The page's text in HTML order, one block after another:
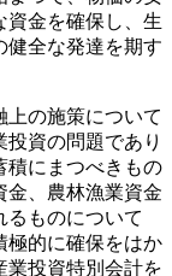
資金を確保し、生
健全な発達を期す
の施策について
資の問題であり
積にまつべきもの
金、農林漁業資金
るものについて
極的に確保をはか
業投資特別会計を